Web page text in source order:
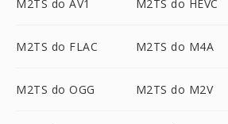
M2TS do AV1 M2TS do HEVC
M2TS do FLAC M2TS do M4A
M2TS do OGG M2TS do M2V